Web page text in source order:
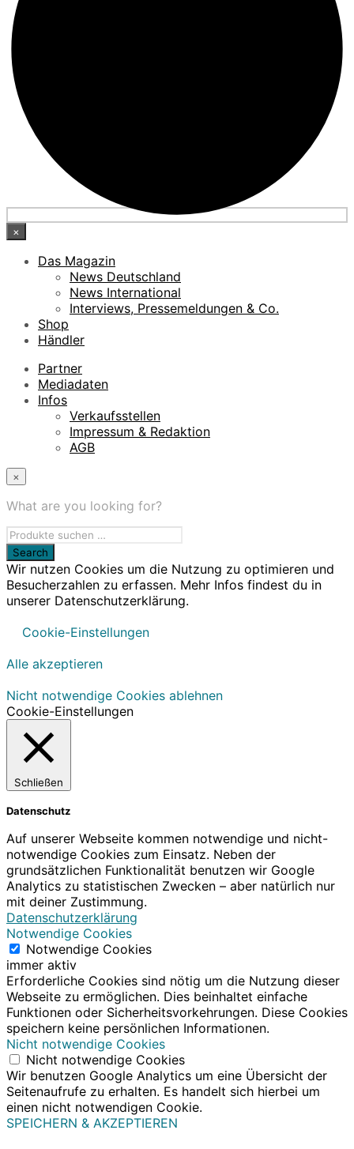
×
Das Magazin
News Deutschland
News International
Interviews, Pressemeldungen & Co.
Shop
Händler
Partner
Mediadaten
Infos
Verkaufsstellen
Impressum & Redaktion
AGB
×
What are you looking for?
Wir nutzen Cookies um die Nutzung zu optimieren und
Besucherzahlen zu erfassen. Mehr Infos findest du in
unserer Datenschutzerklärung.
Cookie-Einstellungen
Alle akzeptieren
Nicht notwendige Cookies ablehnen
Cookie-Einstellungen
Schließen
Datenschutz
Auf unserer Webseite kommen notwendige und nicht-
notwendige Cookies zum Einsatz. Neben der
grundsätzlichen Funktionalität benutzen wir Google
Analytics zu statistischen Zwecken – aber natürlich nur
mit deiner Zustimmung.
Datenschutzerklärung
Notwendige Cookies
Notwendige Cookies
immer aktiv
Erforderliche Cookies sind nötig um die Nutzung dieser
Webseite zu ermöglichen. Dies beinhaltet einfache
Funktionen oder Sicherheitsvorkehrungen. Diese Cookies
speichern keine persönlichen Informationen.
Nicht notwendige Cookies
Nicht notwendige Cookies
Wir benutzen Google Analytics um eine Übersicht der
Seitenaufrufe zu erhalten. Es handelt sich hierbei um
einen nicht notwendigen Cookie.
SPEICHERN & AKZEPTIEREN